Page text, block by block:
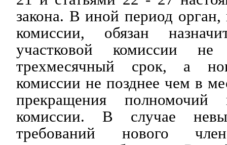
закона. В иной период
комиссии, обязан
участковой комиссии
трехмесячный срок, а
комиссии не позднее чем в
прекращения полномочий
комиссии. В случае
требований нового